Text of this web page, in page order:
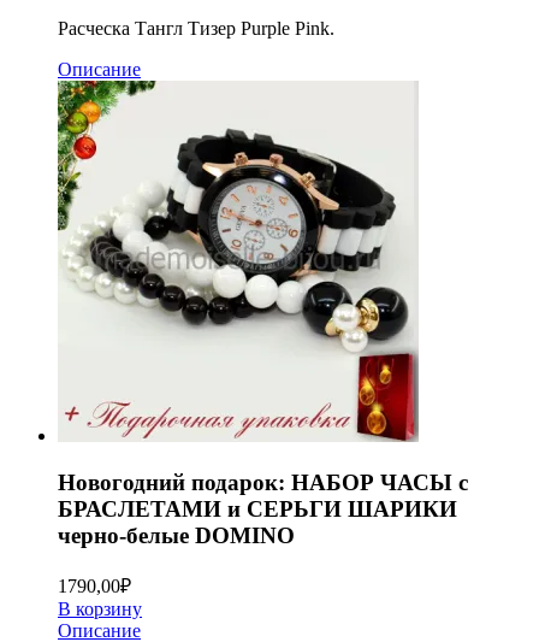
Расческа Тангл Тизер Purple Pink.
Описание
Новогодний подарок: НАБОР ЧАСЫ с
БРАСЛЕТАМИ и СЕРЬГИ ШАРИКИ
черно-белые DOMINO
1790,00₽
В корзину
Описание